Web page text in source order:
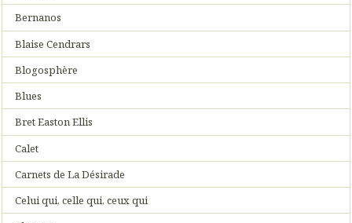
Bernanos
Blaise Cendrars
Blogosphère
Blues
Bret Easton Ellis
Calet
Carnets de La Désirade
Celui qui, celle qui, ceux qui